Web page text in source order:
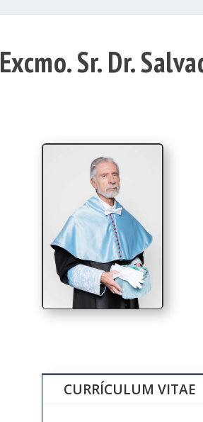
Excmo. Sr. Dr.
CURRÍCULUM VITAE